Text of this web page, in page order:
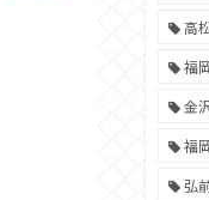
高
福
金
福
弘